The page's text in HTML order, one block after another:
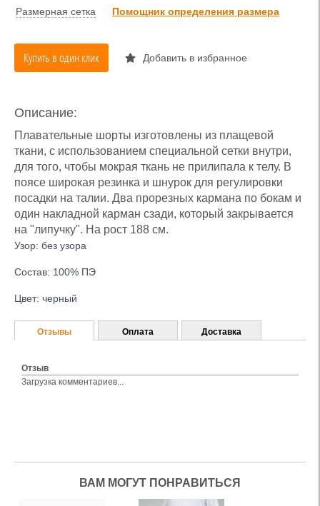
Размерная сетка Помощник определения размера
Купить в один клик Добавить в избранное
Описание:
Плавательные шорты изготовлены из плащевой
ткани, с использованием специальной сетки внутри,
для того, чтобы мокрая ткань не прилипала к телу. В
поясе широкая резинка и шнурок для регулировки
посадки на талии. Два прорезных кармана по бокам и
один накладной карман сзади, который закрывается
на "липучку". На рост 188 см.
Узор: без узора
Состав: 100% ПЭ
Цвет: черный
Отзывы
Отзыв
Загрузка комментариев...
Оплата Доставка
ВАМ МОГУТ ПОНРАВИТЬСЯ